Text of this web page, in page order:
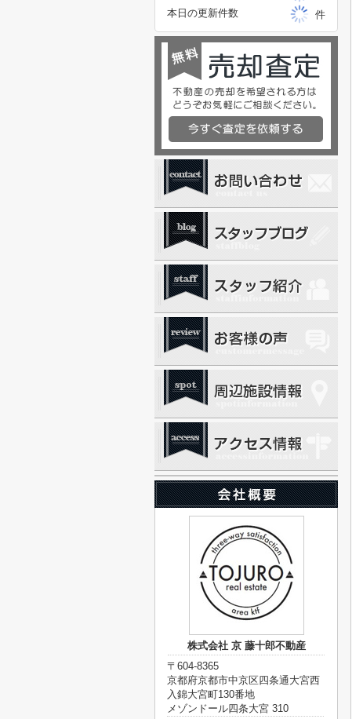
本日の更新件数
件
株式会社 京 藤十郎不動産
〒604-8365
京都府京都市中京区四条通大宮西
入錦大宮町130番地
メゾンドール四条大宮 310